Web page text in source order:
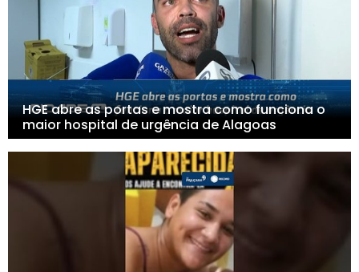
HGE abre as portas e mostra como funciona o
maior hospital de urgência de Alagoas